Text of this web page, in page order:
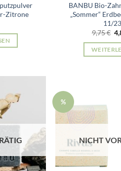
Zitrone
BANBU Bio-
„Sommer“
11/23
9,75€
%
NICHT